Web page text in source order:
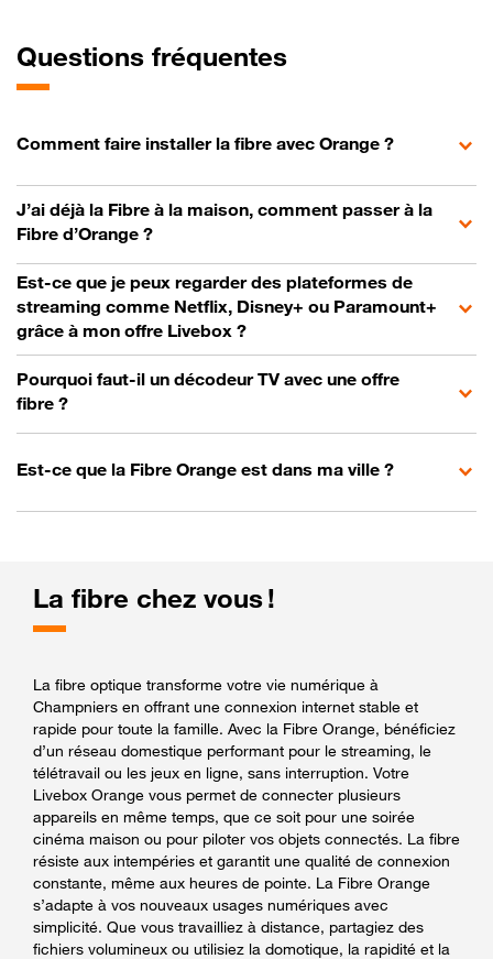
Questions fréquentes
Comment faire installer la fibre avec Orange ?
J’ai déjà la Fibre à la maison, comment passer à la
Fibre d’Orange ?
Est-ce que je peux regarder des plateformes de
streaming comme Netflix, Disney+ ou Paramount+
grâce à mon offre Livebox ?
Pourquoi faut-il un décodeur TV avec une offre
fibre ?
Est-ce que la Fibre Orange est dans ma ville ?
La fibre chez vous !
La fibre optique transforme votre vie numérique à
Champniers en offrant une connexion internet stable et
rapide pour toute la famille. Avec la Fibre Orange, bénéficiez
d’un réseau domestique performant pour le streaming, le
télétravail ou les jeux en ligne, sans interruption. Votre
Livebox Orange vous permet de connecter plusieurs
appareils en même temps, que ce soit pour une soirée
cinéma maison ou pour piloter vos objets connectés. La fibre
résiste aux intempéries et garantit une qualité de connexion
constante, même aux heures de pointe. La Fibre Orange
s’adapte à vos nouveaux usages numériques avec
simplicité. Que vous travailliez à distance, partagiez des
fichiers volumineux ou utilisiez la domotique, la rapidité et la